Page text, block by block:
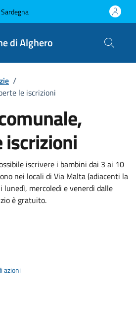
di Alghero
/
le iscrizioni
notizia
iscrivere i bambini dai 3 ai 10
nei locali di Via Malta (adiacenti la
mercoledì e venerdì dalle
è gratuito.
azioni